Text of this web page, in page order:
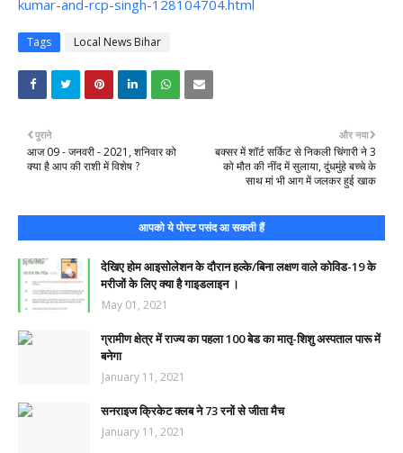
kumar-and-rcp-singh-128104704.html
Tags Local News Bihar
और नया
बक्सर में शॉर्ट सर्किट से निकली चिंगारी ने 3
को मौत की नींद में सुलाया, दुंधमुंहे बच्चे के
साथ मां भी आग में जलकर हुई खाक
पुराने
आज 09 - जनवरी - 2021, शनिवार को
क्या है आप की राशी में विशेष ?
आपको ये पोस्ट पसंद आ सकती हैं
देखिए होम आइसोलेशन के दौरान हल्के/बिना लक्षण वाले कोविड-19 के
मरीजों के लिए क्या है गाइडलाइन ।
May 01, 2021
ग्रामीण क्षेत्र में राज्य का पहला 100 बेड का मातृ-शिशु अस्पताल पारू में
बनेगा
January 11, 2021
सनराइज क्रिकेट क्लब ने 73 रनों से जीता मैच
January 11, 2021